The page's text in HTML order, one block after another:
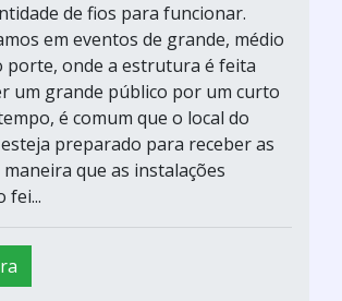
de fios para funcionar.
em eventos de grande, médio
porte, onde a estrutura é feita
um grande público por um curto
é comum que o local do
preparado para receber as
maneira que as instalações
fei...